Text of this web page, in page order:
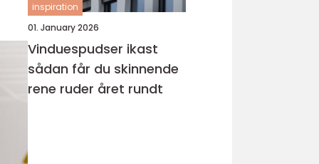
inspiration
01. January 2026
Vinduespudser ikast
sådan får du skinnende
rene ruder året rundt